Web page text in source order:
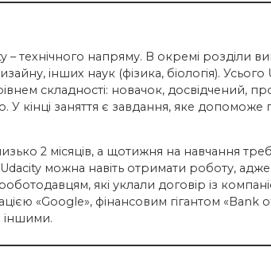
– технічного напряму. В окремі розділи
інших наук (фізика, біологія).
рівнем складності: новачок, досвідчений,
У кінці заняття є завдання, яке
2 місяців, а щотижня на навчання
можна навіть отримати роботу, адже
які уклали договір із
«Google», фінансовим гігантом «Bank
іншими.